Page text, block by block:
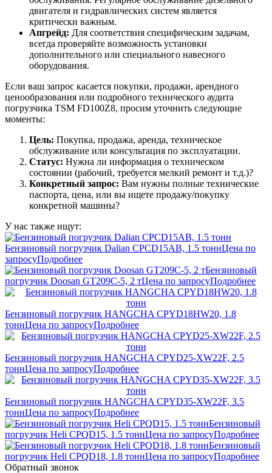
двигателя и гидравлических систем является
критически важным.
Апгрейд: Для соответствия специфическим задачам,
всегда проверяйте возможность установки
дополнительного или специального навесного
оборудования.
Если ваш запрос касается покупки, продажи, арендного
ценообразования или подробного технического аудита
погрузчика TSM FD100Z8, просим уточнить следующие
моменты:
Цель: Покупка, продажа, аренда, техническое
обслуживание или консультация по эксплуатации.
Статус: Нужна ли информация о техническом
состоянии (рабочий, требуется мелкий ремонт и т.д.)?
Конкретный запрос: Вам нужны полные технические
паспорта, цена, или вы ищете продажу/покупку
конкретной машины?
У нас также ищут:
Бензиновый погрузчик Dalian CPCD15AB, 1.5 тоннЦена по
запросуПодробнее
Бензиновый
погрузчик Doosan GT209C-5, 2 тЦена по запросуПодробнее
Бензиновый погрузчик HANGCHA CPYD18HW20, 1.8
тоннЦена по запросуПодробнее
Бензиновый погрузчик HANGCHA CPYD25-XW22F, 2.5
тоннЦена по запросуПодробнее
Бензиновый погрузчик HANGCHA CPYD35-XW22F, 3.5
тоннЦена по запросуПодробнее
Бензиновый
погрузчик Heli CPQD15, 1.5 тоннЦена по запросуПодробнее
Бензиновый
погрузчик Heli CPQD18, 1.8 тоннЦена по запросуПодробнее
Обратный звонок